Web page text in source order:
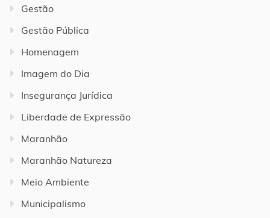
Gestão
Gestão Pública
Homenagem
Imagem do Dia
Insegurança Jurídica
Liberdade de Expressão
Maranhão
Maranhão Natureza
Meio Ambiente
Municipalismo